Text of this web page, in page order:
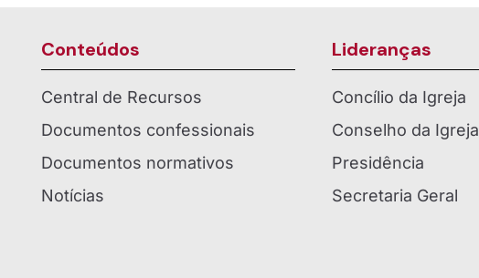
Conteúdos
Central de Recursos
Documentos confessionais
Documentos normativos
Notícias
Lideranças
Concílio da Igreja
Conselho da Igreja
Presidência
Secretaria Geral